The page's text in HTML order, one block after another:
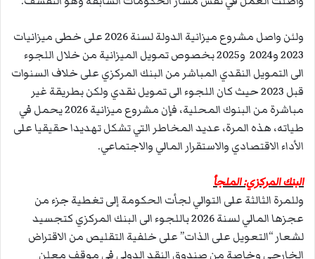
ولئن واصل مشروع ميزانية الدولة لسنة 2026 على خطى ميزانيات
2023 و2024 و2025 بخصوص تمويل الميزانية من خلال اللجوء
الى التمويل النقدي المباشر من البنك المركزي على خلاف السنوات
قبل 2023 حيث كان اللجوء الى تمويل نقدي ولكن بطريقة غير
مباشرة من البنوك المحلية، فإن مشروع ميزانية 2026 يحمل في
طياته، هذه المرة، عديد المخاطر التي تشكل تهديدا حقيقيا على
الأداء الاقتصادي والاستقرار المالي والاجتماعي.
البنك المركزي: الملجأ
وللمرة الثالثة على التوالي لجأت الحكومة إلى تغطية جزء من
عجزها المالي لسنة 2026 باللجوء الى البنك المركزي كتجسيد
لشعار “التعويل على الذات” على خلفية التقليص من الاقتراض
الخارجي وخاصة من صندوق النقد الدولي في موقف معلن